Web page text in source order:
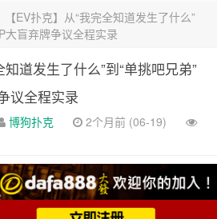
2026世界杯外围投注网站，注册Bodog博狗投注最高送3888奖金
【EV扑克】从“我完全知道发生了什么”
盲弃牌争议全程实录
知道发生了什么”到“单挑吧兄弟”
议全程实录
博狗扑克
2个月前 (06-19)